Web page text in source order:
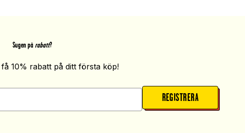
Sugen på rabatt?
10% rabatt på ditt första köp!
REGISTRERA